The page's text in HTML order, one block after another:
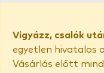
Vigyázz, csalók
egyetlen hivatalos
Vásárlás előtt